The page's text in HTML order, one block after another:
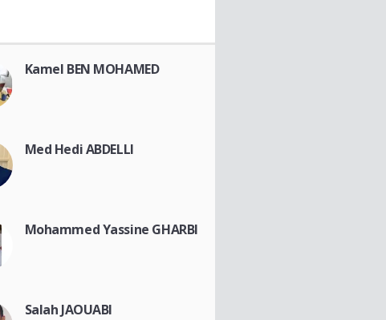
Kamel BEN MOHAMED
Med Hedi ABDELLI
Mohammed Yassine GHARBI
Salah JAOUABI